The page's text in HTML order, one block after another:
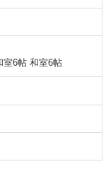
室6帖 和室6帖